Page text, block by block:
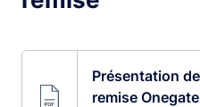
Présentation
remise